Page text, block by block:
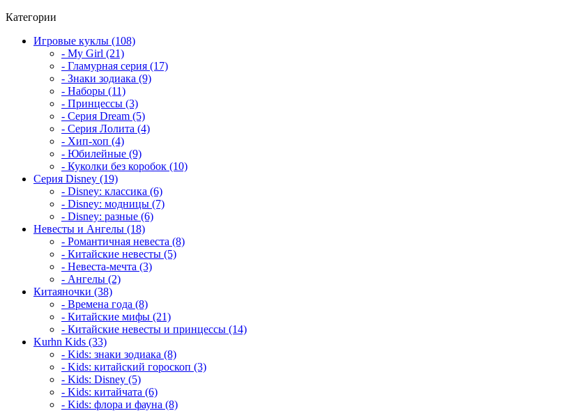
Категории
Игровые куклы (108)
- My Girl (21)
- Гламурная серия (17)
- Знаки зодиака (9)
- Наборы (11)
- Принцессы (3)
- Серия Dream (5)
- Серия Лолита (4)
- Хип-хоп (4)
- Юбилейные (9)
- Куколки без коробок (10)
Серия Disney (19)
- Disney: классика (6)
- Disney: модницы (7)
- Disney: разные (6)
Невесты и Ангелы (18)
- Романтичная невеста (8)
- Китайские невесты (5)
- Невеста-мечта (3)
- Ангелы (2)
Китаяночки (38)
- Времена года (8)
- Китайские мифы (21)
- Китайские невесты и принцессы (14)
Kurhn Kids (33)
- Kids: знаки зодиака (8)
- Kids: китайский гороскоп (3)
- Kids: Disney (5)
- Kids: китайчата (6)
- Kids: флора и фауна (8)